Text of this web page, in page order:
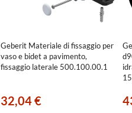
Geberit Materiale di fissaggio per
vaso e bidet a pavimento,
fissaggio laterale 500.100.00.1
32,04 €